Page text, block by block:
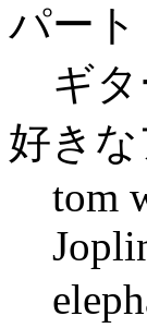
パート
ギタ
好き
tom